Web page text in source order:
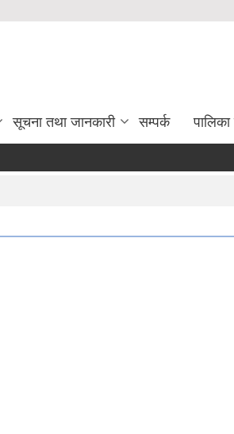
सूचना तथा जानकारी सम्पर्क